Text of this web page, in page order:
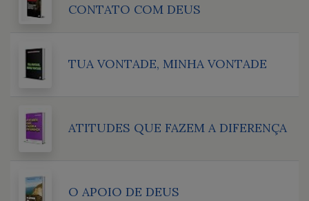
CONTATO COM DEUS
TUA VONTADE, MINHA VONTADE
ATITUDES QUE FAZEM A DIFERENÇA
O APOIO DE DEUS